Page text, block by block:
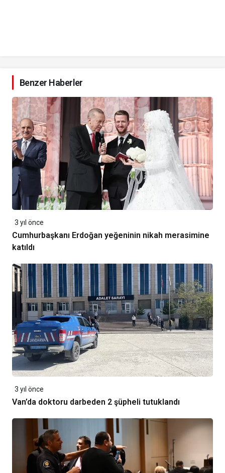
Benzer Haberler
3 yıl önce
Cumhurbaşkanı Erdoğan yeğeninin nikah merasimine
katıldı
3 yıl önce
Van’da doktoru darbeden 2 şüpheli tutuklandı